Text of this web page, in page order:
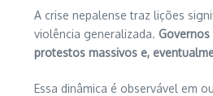
A crise nepalense traz lições
violência generalizada.
protestos massivos e,
Essa dinâmica é observável em